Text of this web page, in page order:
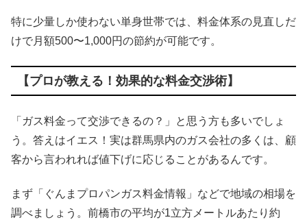
特に少量しか使わない単身世帯では、料金体系の見直しだ
けで月額500〜1,000円の節約が可能です。
【プロが教える！効果的な料金交渉術】
「ガス料金って交渉できるの？」と思う方も多いでしょ
う。答えはイエス！実は群馬県内のガス会社の多くは、顧
客から言われれば値下げに応じることがあるんです。
まず「ぐんまプロパンガス料金情報」などで地域の相場を
調べましょう。前橋市の平均が1立方メートルあたり約